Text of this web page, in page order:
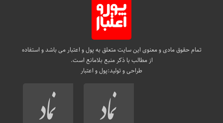
تمام حقوق مادی و معنوی این سایت متعلق به پول و اعتبار می باشد و استفاده
از مطالب با ذکر منبع بلامانع است.
طراحی و تولید:پول و اعتبار